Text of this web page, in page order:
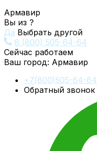
Армавир
Вы из ?
Да Выбрать другой
8 (800) 505-64-64
Сейчас работаем
Ваш город: Армавир
+7(800)505-64-64
Обратный звонок